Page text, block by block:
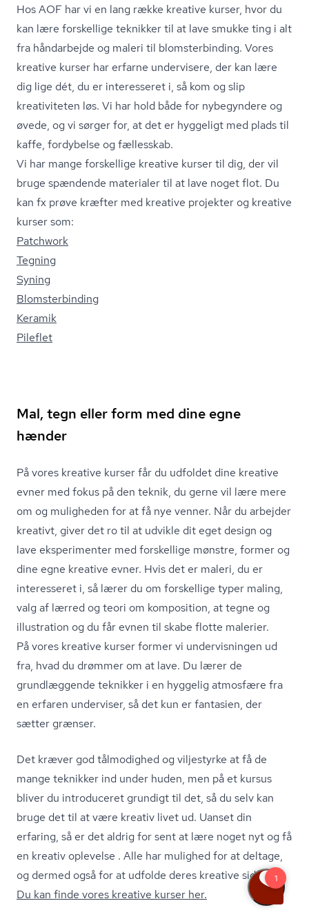
Hos AOF har vi en lang række kreative kurser, hvor du
kan lære forskellige teknikker til at lave smukke ting i alt
fra håndarbejde og maleri til blom­ster­bin­ding. Vores
kreative kurser har erfarne undervisere, der kan lære
dig lige dét, du er interesseret i, så kom og slip
kreativiteten løs. Vi har hold både for nybegyndere og
øvede, og vi sørger for, at det er hyggeligt med plads til
kaffe, fordybelse og fællesskab.
Vi har mange forskellige kreative kurser til dig, der vil
bruge spændende materialer til at lave noget flot. Du
kan fx prøve kræfter med kreative projekter og kreative
kurser som:
Patchwork
Tegning
Syning
Blom­ster­bin­ding
Keramik
Pileflet
Mal, tegn eller form med dine egne
hænder
På vores kreative kurser får du udfoldet dine kreative
evner med fokus på den teknik, du gerne vil lære mere
om og muligheden for at få nye venner. Når du arbejder
kreativt, giver det ro til at udvikle dit eget design og
lave eksperimenter med forskellige mønstre, former og
dine egne kreative evner. Hvis det er maleri, du er
interesseret i, så lærer du om forskellige typer maling,
valg af lærred og teori om komposition, at tegne og
illustration og du får evnen til skabe flotte malerier.
På vores kreative kurser former vi undervisningen ud
fra, hvad du drømmer om at lave. Du lærer de
grundlæggende teknikker i en hyggelig atmosfære fra
en erfaren underviser, så det kun er fantasien, der
sætter grænser.
Det kræver god tålmodighed og viljestyrke at få de
mange teknikker ind under huden, men på et kursus
bliver du introduceret grundigt til det, så du selv kan
bruge det til at være kreativ livet ud. Uanset din
erfaring, så er det aldrig for sent at lære noget nyt og få
en kreativ oplevelse . Alle har mulighed for at deltage,
og dermed også for at udfolde deres kreative side.
Du kan finde vores kreative kurser her.